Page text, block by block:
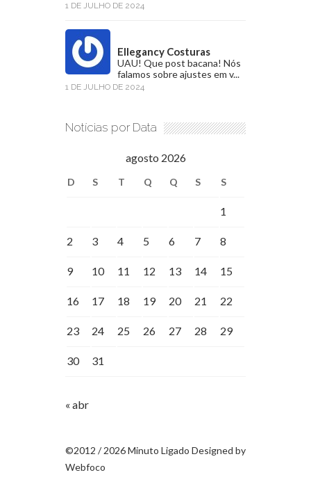
1 DE JULHO DE 2024
Ellegancy Costuras
UAU! Que post bacana! Nós
falamos sobre ajustes em v...
1 DE JULHO DE 2024
Notícias por Data
agosto 2026
D S T Q Q S S
1
2 3 4 5 6 7 8
9 10 11 12 13 14 15
16 17 18 19 20 21 22
23 24 25 26 27 28 29
30 31
« abr
©2012 / 2026 Minuto Ligado Designed by
Webfoco